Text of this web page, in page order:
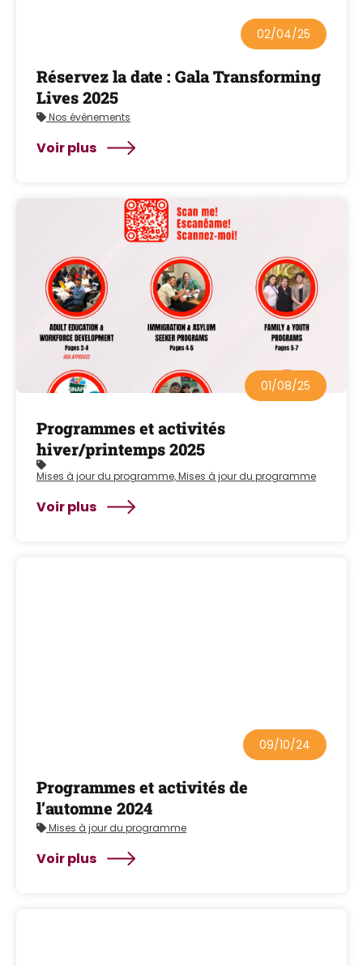
02/04/25
Réservez la date : Gala Transforming
Lives 2025
Nos événements
Voir plus
01/08/25
Programmes et activités
hiver/printemps 2025
Mises à jour du programme, Mises à jour du programme
Voir plus
09/10/24
Programmes et activités de
l’automne 2024
Mises à jour du programme
Voir plus